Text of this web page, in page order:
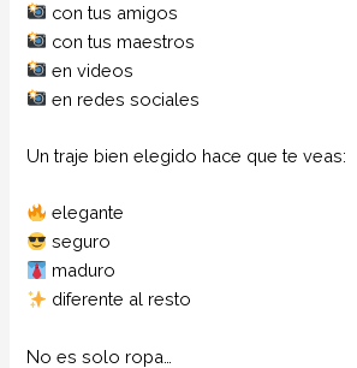
con tus amigos
con tus maestros
en videos
en redes sociales
Un traje bien elegido hace que te veas:
elegante
seguro
maduro
diferente al resto
No es solo ropa…